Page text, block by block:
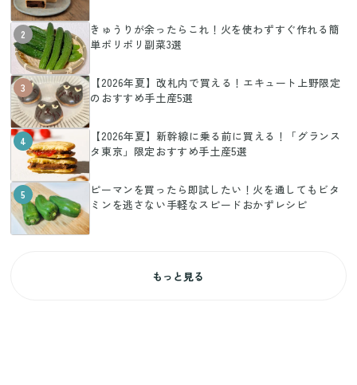
2
きゅうりが余ったらこれ！火を使わずすぐ作れる簡
単ポリポリ副菜3選
3
【2026年夏】改札内で買える！エキュート上野限定
のおすすめ手土産5選
4
【2026年夏】新幹線に乗る前に買える！「グランス
タ東京」限定おすすめ手土産5選
5
ピーマンを買ったら即試したい！火を通してもビタ
ミンを逃さない手軽なスピードおかずレシピ
もっと見る